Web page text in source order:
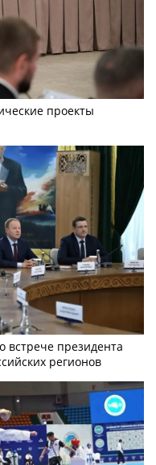
проекты
встрече президента
регионов